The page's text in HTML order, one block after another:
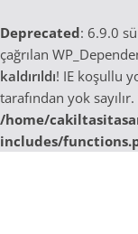
Deprecated: 6.9.0
çağrılan
kaldırıldı! IE koşullu
tarafından yok
/home/
includes/